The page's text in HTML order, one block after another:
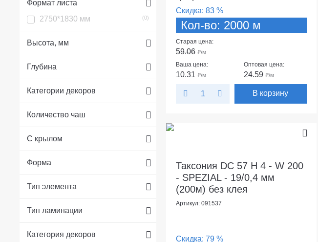
Формат листа
2750*1830 мм
(0)
Высота, мм
Глубина
Категории декоров
Количество чаш
С крылом
Форма
Тип элемента
Тип ламинации
Категория декоров
Скидка: 83 %
Кол-во: 2000 м
Старая цена:
59.06 ₽/м
Ваша цена:
10.31 ₽/м
Оптовая цена:
24.59 ₽/м
В корзину
Таксония DC 57 H 4 - W 200
- SPEZIAL - 19/0,4 мм
(200м) без клея
Артикул: 091537
Скидка: 79 %